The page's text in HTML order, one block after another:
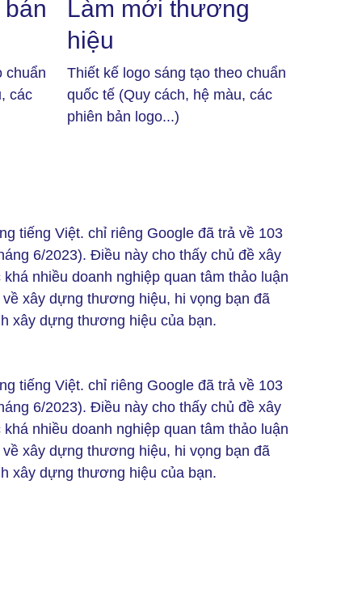
chuẩn
các
Làm mới thương
hiệu
Thiết kế logo sáng tạo theo chuẩn
quốc tế (Quy cách, hệ màu, các
phiên bản logo...)
tiếng Việt. chỉ riêng Google đã trả về 103
6/2023). Điều này cho thấy chủ đề xây
nhiều doanh nghiệp quan tâm thảo luận
xây dựng thương hiệu, hi vọng bạn đã
xây dựng thương hiệu của bạn.
tiếng Việt. chỉ riêng Google đã trả về 103
6/2023). Điều này cho thấy chủ đề xây
nhiều doanh nghiệp quan tâm thảo luận
xây dựng thương hiệu, hi vọng bạn đã
xây dựng thương hiệu của bạn.